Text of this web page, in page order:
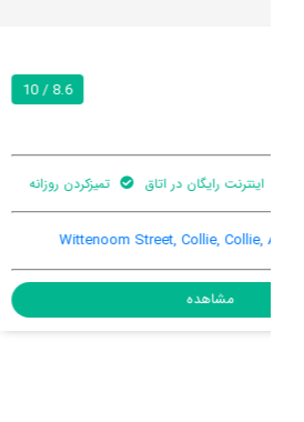
اینترنت رایگان در اتاق تمیزکردن روزانه
185-195 Throssell Street, Collie, Collie, Australia, 6225